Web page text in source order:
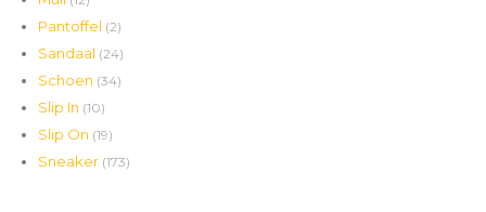
Pantoffel (2)
Sandaal (24)
Schoen (34)
Slip In (10)
Slip On (19)
Sneaker (173)